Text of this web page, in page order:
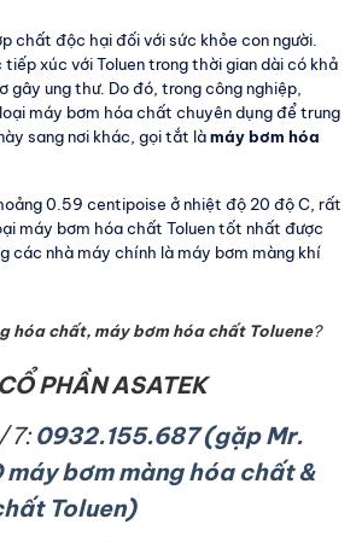
chất độc hại đối với sức khỏe con người.
tiếp xúc với Toluen trong thời gian dài có khả
gây ung thư. Do đó, trong công nghiệp,
máy bơm hóa chất chuyên dụng để trung
sang nơi khác, gọi tắt làmáy bơm hóa
0.59 centipoise ở nhiệt độ 20 độ C, rất
máy bơm hóa chất Toluen tốt nhất được
các nhà máy chính là máy bơm màng khí
hóa chất, máy bơm hóa chất Toluene?
PHẦN ASATEK
7:0932.155.687 (gặp Mr.
máy bơm màng hóa chất &
Toluen)